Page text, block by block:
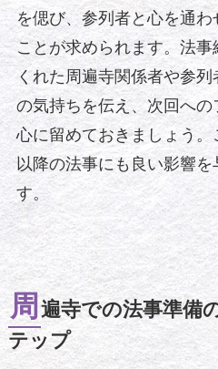
を偲び、参列者と心を通
ことが求められます。法
くれた周遍寺関係者や参
の気持ちを伝え、次回へ
心に留めておきましょう。
以降の法事にも良い影響を
す。
周遍寺での法事準備
テップ